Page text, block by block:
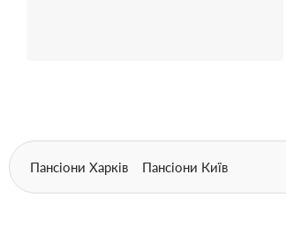
Пансіони Харків Пансіони Київ